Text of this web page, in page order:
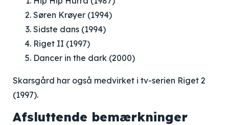
Søren Krøyer (1994)
Sidste dans (1994)
Riget II (1997)
Dancer in the dark (2000)
Skarsgård har også medvirket i tv-serien Riget 2
(1997).
Afsluttende bemærkninger